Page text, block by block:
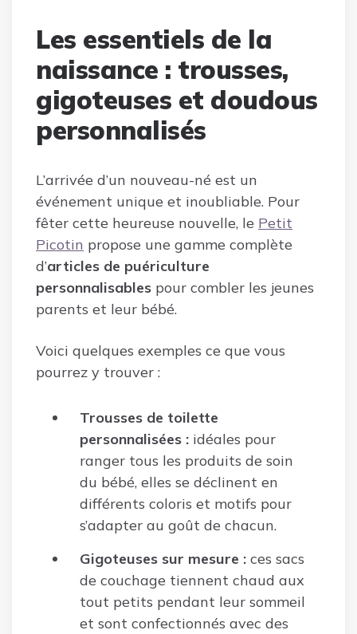
Les essentiels de la
naissance : trousses,
gigoteuses et doudous
personnalisés
L’arrivée d’un nouveau-né est un
événement unique et inoubliable. Pour
fêter cette heureuse nouvelle, le Petit
Picotin propose une gamme complète
d’articles de puériculture
personnalisables pour combler les jeunes
parents et leur bébé.
Voici quelques exemples ce que vous
pourrez y trouver :
Trousses de toilette
personnalisées : idéales pour
ranger tous les produits de soin
du bébé, elles se déclinent en
différents coloris et motifs pour
s’adapter au goût de chacun.
Gigoteuses sur mesure : ces sacs
de couchage tiennent chaud aux
tout petits pendant leur sommeil
et sont confectionnés avec des